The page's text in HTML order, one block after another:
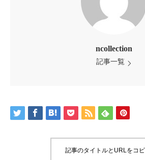
ncollection
記事一覧
記事のタイトルとURLをコ